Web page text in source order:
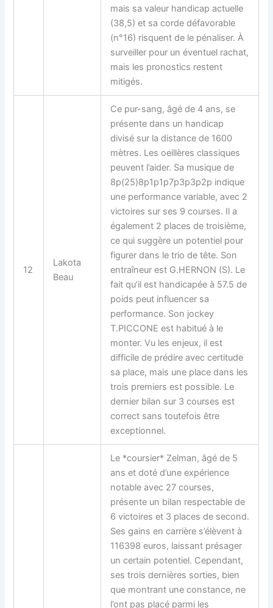
mais sa valeur handicap actuelle
(38,5) et sa corde défavorable
(n°16) risquent de le pénaliser. À
surveiller pour un éventuel rachat,
mais les pronostics restent
mitigés.
12
Lakota
Beau
Ce pur-sang, âgé de 4 ans, se
présente dans un handicap
divisé sur la distance de 1600
mètres. Les oeillères classiques
peuvent l’aider. Sa musique de
8p(25)8p1p1p7p3p3p2p indique
une performance variable, avec 2
victoires sur ses 9 courses. Il a
également 2 places de troisième,
ce qui suggère un potentiel pour
figurer dans le trio de tête. Son
entraîneur est G.HERNON (S). Le
fait qu’il est handicapée à 57.5 de
poids peut influencer sa
performance. Son jockey
T.PICCONE est habitué à le
monter. Vu les enjeux, il est
difficile de prédire avec certitude
sa place, mais une place dans les
trois premiers est possible. Le
dernier bilan sur 3 courses est
correct sans toutefois être
exceptionnel.
Le *coursier* Zelman, âgé de 5
ans et doté d’une expérience
notable avec 27 courses,
présente un bilan respectable de
6 victoires et 3 places de second.
Ses gains en carrière s’élèvent à
116398 euros, laissant présager
un certain potentiel. Cependant,
ses trois dernières sorties, bien
que montrant une constance, ne
l’ont pas placé parmi les